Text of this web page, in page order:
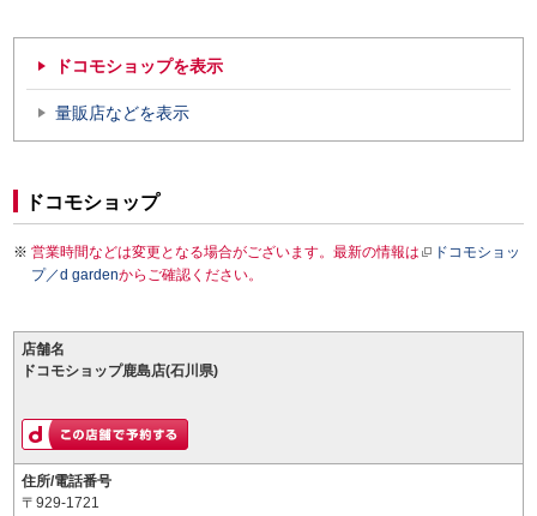
ドコモショップを表示
量販店などを表示
ドコモショップ
営業時間などは変更となる場合がございます。最新の情報は
ドコモショッ
プ／d gardenからご確認ください。
店舗名
ドコモショップ鹿島店(石川県)
住所/電話番号
〒929-1721